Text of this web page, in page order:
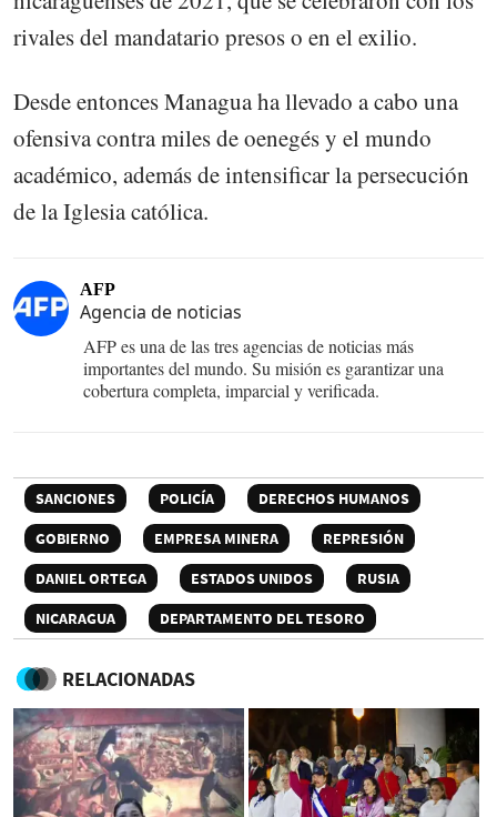
rivales del mandatario presos o en el exilio.
Desde entonces Managua ha llevado a cabo una
ofensiva contra miles de oenegés y el mundo
académico, además de intensificar la persecución
de la Iglesia católica.
AFP
Agencia de noticias
AFP es una de las tres agencias de noticias más
importantes del mundo. Su misión es garantizar una
cobertura completa, imparcial y verificada.
SANCIONES POLICÍA
DERECHOS HUMANOS
GOBIERNO
EMPRESA MINERA
REPRESIÓN
DANIEL ORTEGA
ESTADOS UNIDOS
RUSIA
NICARAGUA
DEPARTAMENTO DEL TESORO
RELACIONADAS